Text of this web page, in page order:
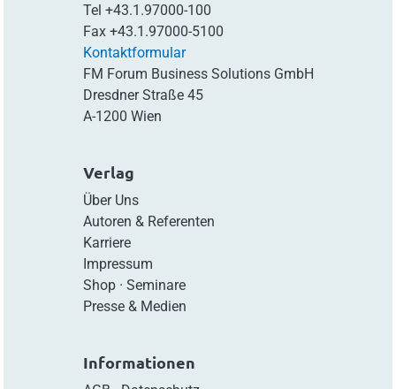
Tel +43.1.97000-100
Fax +43.1.97000-5100
Kontaktformular
FM Forum Business Solutions GmbH
Dresdner Straße 45
A-1200 Wien
Verlag
Über Uns
Autoren & Referenten
Karriere
Impressum
Shop· Seminare
Presse & Medien
Informationen